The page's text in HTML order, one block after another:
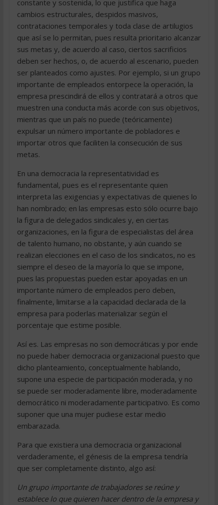
constante y sostenida, lo que justifica que haga
cambios estructurales, despidos masivos,
contrataciones temporales y toda clase de artilugios
que así se lo permitan, pues resulta prioritario alcanzar
sus metas y, de acuerdo al caso, ciertos sacrificios
deben ser hechos, o, de acuerdo al escenario, pueden
ser planteados como ajustes. Por ejemplo, si un grupo
importante de empleados entorpece la operación, la
empresa prescindirá de ellos y contratará a otros que
muestren una conducta más acorde con sus objetivos,
mientras que un país no puede (teóricamente)
expulsar un número importante de pobladores e
importar otros que faciliten la consecución de sus
metas.
En una democracia la representatividad es
fundamental, pues es el representante quien
interpreta las exigencias y expectativas de quienes lo
han nombrado; en las empresas esto sólo ocurre bajo
la figura de delegados sindicales y, en ciertas
organizaciones, en la figura de especialistas del área
de talento humano, no obstante, y aún cuando se
realizan elecciones en el caso de los sindicatos, no es
siempre el deseo de la mayoría lo que se impone,
pues las propuestas pueden estar apoyadas en un
importante número de empleados pero deben,
finalmente, limitarse a la capacidad declarada de la
empresa para poderlas materializar según el
porcentaje que estime posible.
Así es. Las empresas no son democráticas y por ende
no puede haber democracia organizacional puesto que
dicho planteamiento, conceptualmente hablando,
supone una especie de participación moderada, y no
se puede ser moderadamente libre, moderadamente
democrático ni moderadamente participativo. Es como
suponer que una mujer pudiese estar medio
embarazada.
Para que existiera una democracia organizacional
verdaderamente, el génesis de la empresa tendría
que ser completamente distinto, algo así:
Un grupo importante de trabajadores se reúne y
establece lo que quieren hacer dentro de la empresa y